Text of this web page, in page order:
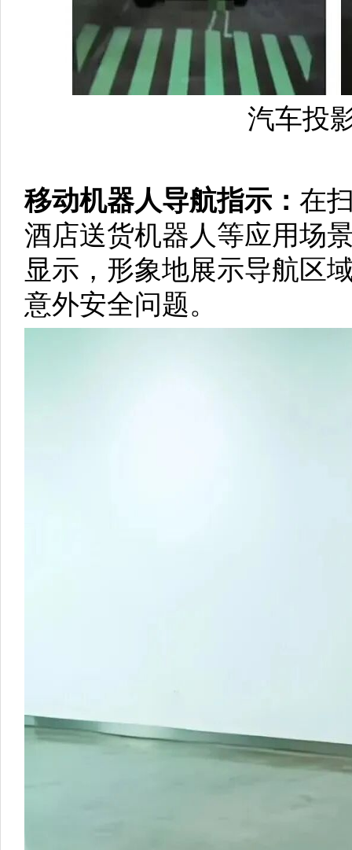
汽车投
移动机器人导航指示： 在
酒店送货机器人等应用场
显示，形象地展示导航区
意外安全问题。